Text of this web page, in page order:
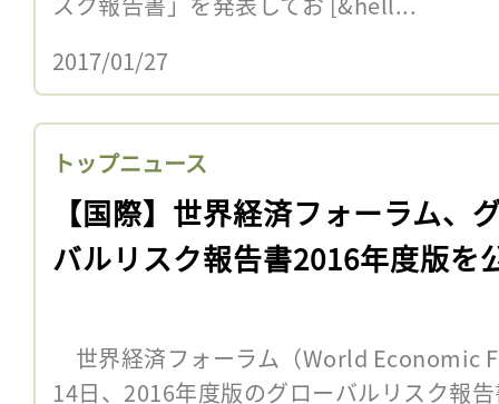
2017/01/27
トップニュース
【国際】世界経済フォーラム、
バルリスク報告書2016年度版を
世界経済フォーラム（World Economic
14日、2016年度版のグローバルリスク報